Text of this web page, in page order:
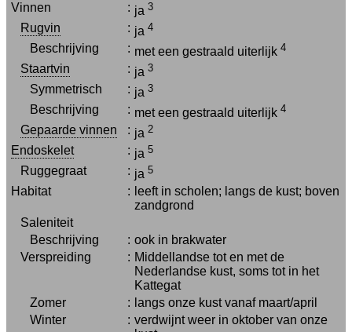
Vinnen : ja 3
Rugvin : ja 4
Beschrijving : met een gestraald uiterlijk 4
Staartvin : ja 3
Symmetrisch : ja 3
Beschrijving : met een gestraald uiterlijk 4
Gepaarde vinnen : ja 2
Endoskelet : ja 5
Ruggegraat : ja 5
Habitat : leeft in scholen; langs de kust; boven
zandgrond
Saleniteit
Beschrijving
: ook in brakwater
Verspreiding
: Middellandse tot en met de
Nederlandse kust, soms tot in het
Kattegat
Zomer
: langs onze kust vanaf maart/april
Winter
: verdwijnt weer in oktober van onze